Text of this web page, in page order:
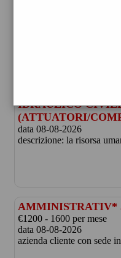
IDRAULICO
(ATTUATORI/
data 08-08-2026
descrizione: la risorsa
AMMINISTRATIV*
€1200 - 1600 per mese
data 08-08-2026
azienda cliente con sede